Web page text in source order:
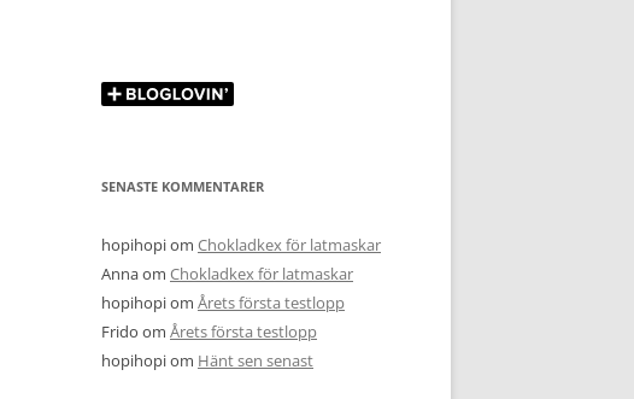
SENASTE KOMMENTARER
hopihopiom Chokladkex för latmaskar
Annaom Chokladkex för latmaskar
hopihopiom Årets första testlopp
Frido om Årets första testlopp
hopihopiom Hänt sen senast